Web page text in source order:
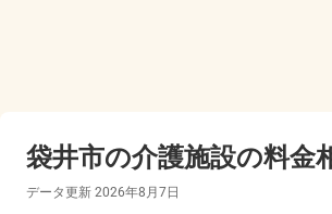
袋井市の介護施設の料金
データ更新 2026年8月7日